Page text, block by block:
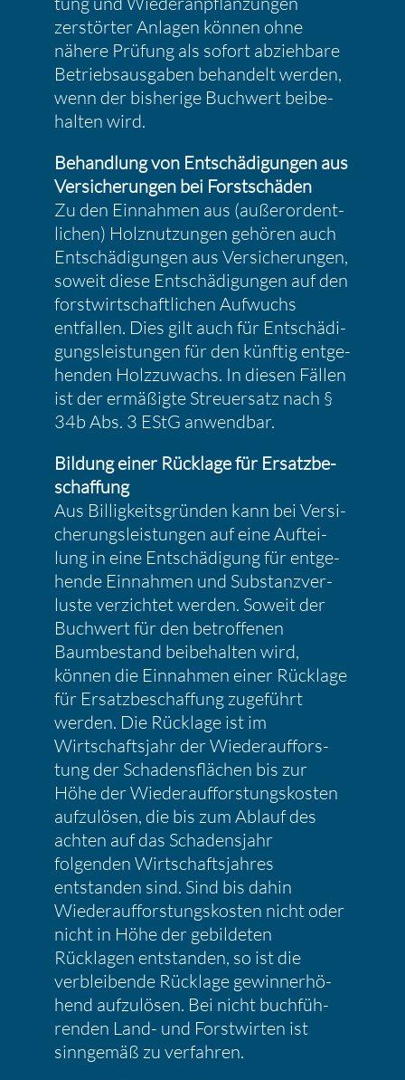
zerstörter Anlagen können ohne
nähere Prüfung als sofort abzieh­bare
Betriebs­aus­gaben behan­delt werden,
wenn der bishe­rige Buchwert beibe­
halten wird.
Behand­lung von Entschä­di­gungen aus
Versi­che­rungen bei Forst­schäden
Zu den Einnahmen aus (außer­or­dent­
li­chen) Holznut­zungen gehören auch
Entschä­di­gungen aus Versi­che­rungen,
soweit diese Entschä­di­gungen auf den
forst­wirt­schaft­li­chen Aufwuchs
entfallen. Dies gilt auch für Entschä­di­
gungs­leis­tungen für den künftig entge­
henden Holzzu­wachs. In diesen Fällen
ist der ermäßigte Streu­er­satz nach §
34b Abs. 3 EStG anwendbar.
Bildung einer Rücklage für Ersatz­be­
schaf­fung
Aus Billig­keits­gründen kann bei Versi­
che­rungs­leis­tungen auf eine Auftei­
lung in eine Entschä­di­gung für entge­
hende Einnahmen und Substanz­ver­
luste verzichtet werden. Soweit der
Buchwert für den betrof­fenen
Baumbe­stand beibe­halten wird,
können die Einnahmen einer Rücklage
für Ersatz­be­schaf­fung zugeführt
werden. Die Rücklage ist im
Wirtschafts­jahr der Wieder­auf­fors­
tung der Schadens­flä­chen bis zur
Höhe der Wieder­auf­fors­tungs­kosten
aufzu­lösen, die bis zum Ablauf des
achten auf das Schadens­jahr
folgenden Wirtschafts­jahres
entstanden sind. Sind bis dahin
Wieder­auf­fors­tungs­kosten nicht oder
nicht in Höhe der gebil­deten
Rücklagen entstanden, so ist die
verblei­bende Rücklage gewin­n­er­hö­
hend aufzu­lösen. Bei nicht buchfüh­
renden Land- und Forst­wirten ist
sinngemäß zu verfahren.